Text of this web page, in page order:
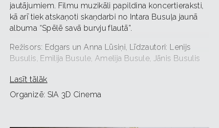
jautājumiem. Filmu muzikāli papildina koncertieraksti,
kā arī tiek atskaņoti skaņdarbi no Intara Busuļa jaunā
albuma “Spēlē savā burvju flautā”.
Režisors: Edgars un Anna Lūsiņi, Līdzautori: Lenijs
Busulis, Emilija Busule, Amelija Busule, Jānis Busulis
Busulis, Emilija Busule, Amelija Busule, Jānis Busulis
!!! Pēc katra filmas seansa tikšanās ar INTARU BUSULI.
Lasīt tālāk
Organizē: SIA 3D Cinema